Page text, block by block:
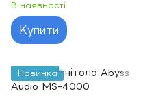
В наявності
Купити
Новинка